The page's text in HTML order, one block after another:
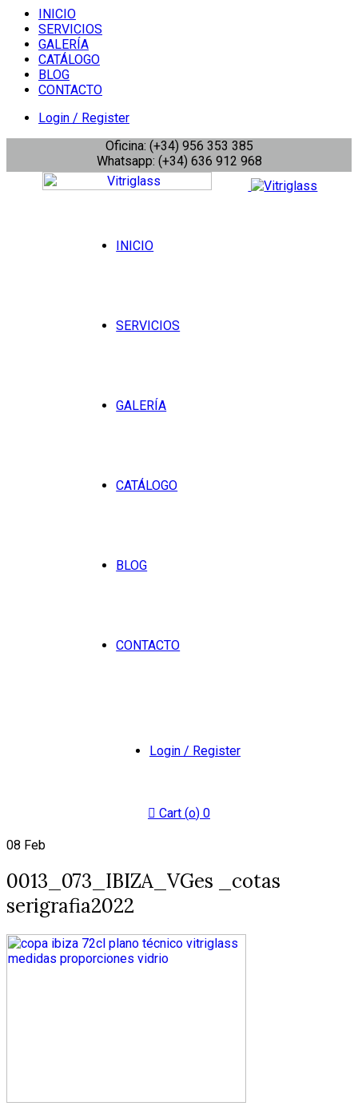
INICIO
SERVICIOS
GALERÍA
CATÁLOGO
BLOG
CONTACTO
Login / Register
Oficina: (+34) 956 353 385
Whatsapp: (+34) 636 912 968
INICIO
SERVICIOS
GALERÍA
CATÁLOGO
BLOG
CONTACTO
Login / Register
Cart (o) 0
08 Feb
0013_073_IBIZA_VGes _cotas
serigrafia2022